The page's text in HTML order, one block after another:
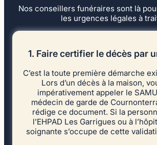
Nos conseillers funéraires sont là
les urgences légales à
1. Faire certifier le décès par
C’est la toute première démarche
Lors d’un décès à la maison,
impérativement appeler le
médecin de garde de
rédige ce document. Si la
l’EHPAD Les Garrigues ou à
soignante s’occupe de cette